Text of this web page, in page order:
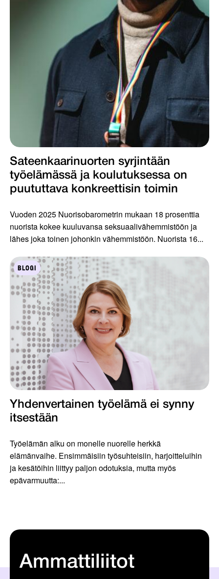
Sateenkaarinuorten syrjintään
työelämässä ja koulutuksessa on
puututtava konkreettisin toimin
Vuoden 2025 Nuorisobarometrin mukaan 18 prosenttia
nuorista kokee kuuluvansa seksuaalivähemmistöön ja
lähes joka toinen johonkin vähemmistöön. Nuorista 16...
BLOGI
Yhdenvertainen työelämä ei synny
itsestään
Työelämän alku on monelle nuorelle herkkä
elämänvaihe. Ensimmäisiin työsuhteisiin, harjoitteluihin
ja kesätöihin liittyy paljon odotuksia, mutta myös
epävarmuutta:...
Ammattiliitot